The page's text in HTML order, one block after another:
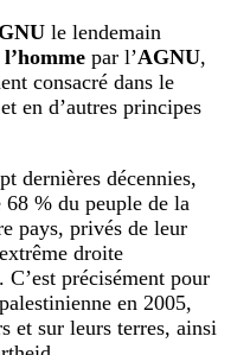
le lendemain
par l’AGNU,
consacré dans le
et en d’autres principes
dernières décennies,
% du peuple de la
pays, privés de leur
droite
précisément pour
en 2005,
et sur leurs terres, ainsi